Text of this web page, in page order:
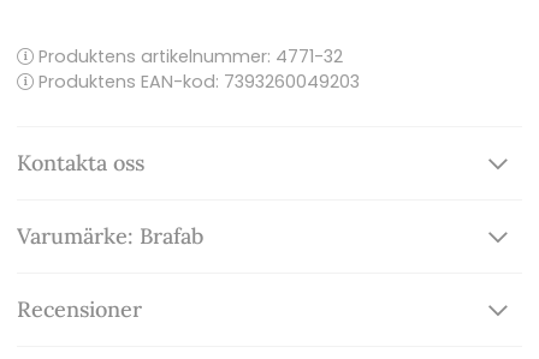
Produktens artikelnummer: 4771-32
Produktens EAN-kod: 7393260049203
Kontakta oss
Varumärke: Brafab
Recensioner